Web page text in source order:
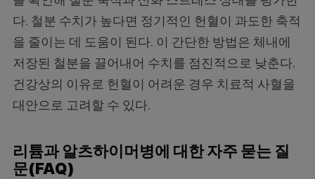
다. 철분 수치가 높다면 정기적인 헌혈이 과도한 축적
을 줄이는 데 도움이 된다. 이 간단한 방법은 체내에
저장된 철분을 끌어내어 수치를 점진적으로 낮춘다.
건강상의 이유로 헌혈이 어려운 경우 치료적 사혈을
대안으로 고려할 수 있다.
리튬과 알츠하이머병에 대한 자주 묻는 질
문(FAQ)